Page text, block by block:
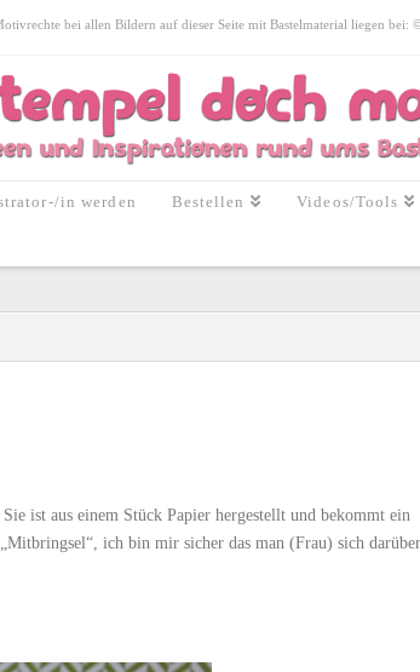
bei allen Bildern auf dieser Seite mit Bastelmaterial liegen bei:
in werden Bestellen Videos/Tools
ist aus einem Stück Papier hergestellt und bekommt ein
ich bin mir sicher das man (Frau) sich darüber